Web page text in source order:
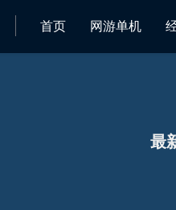
首页 网游单机
最